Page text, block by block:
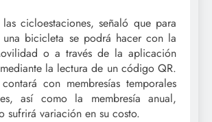
cicloestaciones, señaló que para
bicicleta se podrá hacer con la
o a través de la aplicación
la lectura de un código QR.
con membresías temporales
así como la membresía anual,
sufrirá variación en su costo.